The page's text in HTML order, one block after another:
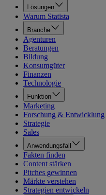
Lösungen
Warum Statista
Branche
Agenturen
Beratungen
Bildung
Konsumgüter
Finanzen
Technologie
Funktion
Marketing
Forschung & Entwicklung
Strategie
Sales
Anwendungsfall
Fakten finden
Content stärken
Pitches gewinnen
Märkte verstehen
Strategien entwickeln